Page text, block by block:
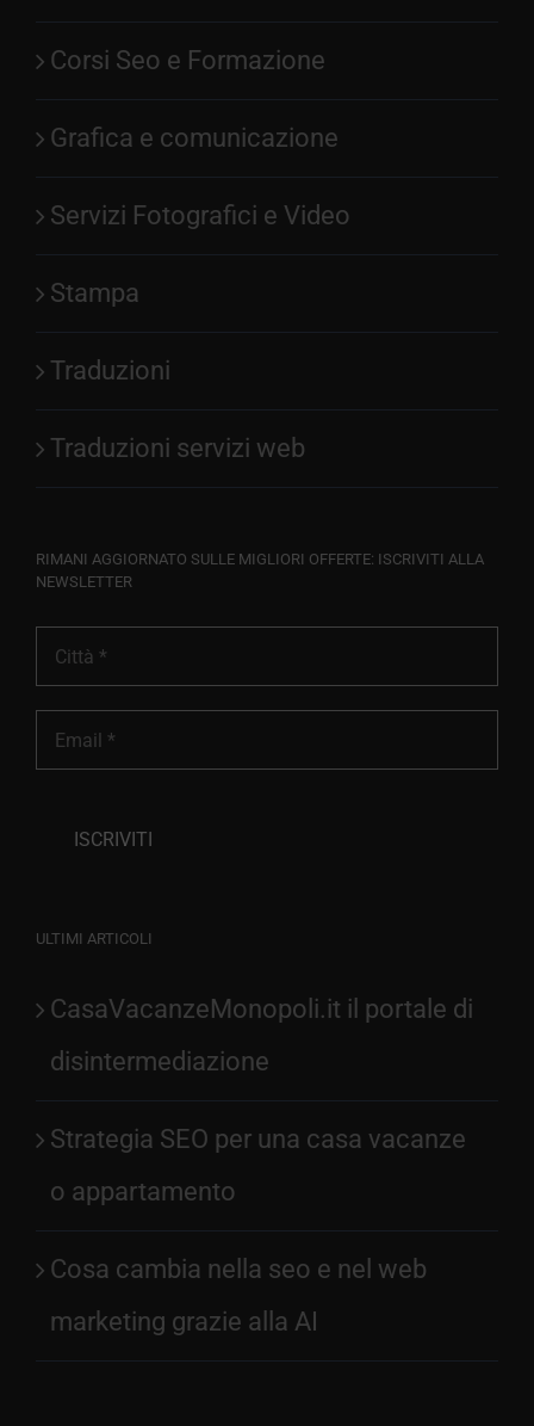
Corsi Seo e Formazione
Grafica e comunicazione
Servizi Fotografici e Video
Stampa
Traduzioni
Traduzioni servizi web
RIMANI AGGIORNATO SULLE MIGLIORI OFFERTE: ISCRIVITI ALLA
NEWSLETTER
ULTIMI ARTICOLI
CasaVacanzeMonopoli.it il portale di
disintermediazione
Strategia SEO per una casa vacanze
o appartamento
Cosa cambia nella seo e nel web
marketing grazie alla AI